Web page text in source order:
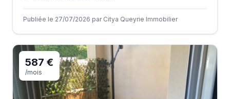
Publiée le 27/07/2026 par Citya Queyrie Immobilier
587 €
/mois